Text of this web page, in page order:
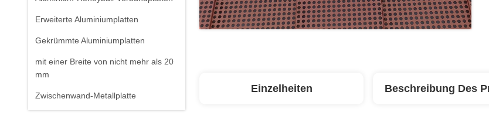
Erweiterte Aluminiumplatten
Gekrümmte Aluminiumplatten
mit einer Breite von nicht mehr als 20
mm
Zwischenwand-Metallplatte
Einzelheiten Beschreibung Des